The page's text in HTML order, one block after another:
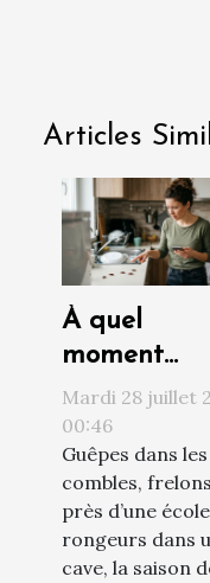
Articles
À quel
moment
contacter
professionnel
face à une
invasion de
nuisibles ?
Mardi 28 juillet
00:46
Guêpes dans les
combles, frelons
près d’une
rongeurs dans
cave, la saison